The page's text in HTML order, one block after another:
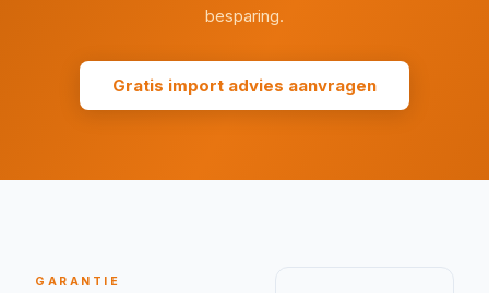
besparing.
Gratis import advies aanvragen
GARANTIE